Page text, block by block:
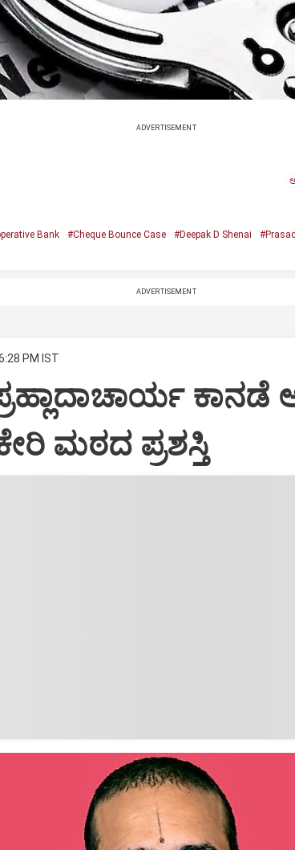
ADVERTISEMENT
Bank #Cheque Bounce Case #Deepak D Shenai
ADVERTISEMENT
PM IST
ಕಾನಡೆ
ಮಠದ ಪ್ರಶಸ್ತಿ